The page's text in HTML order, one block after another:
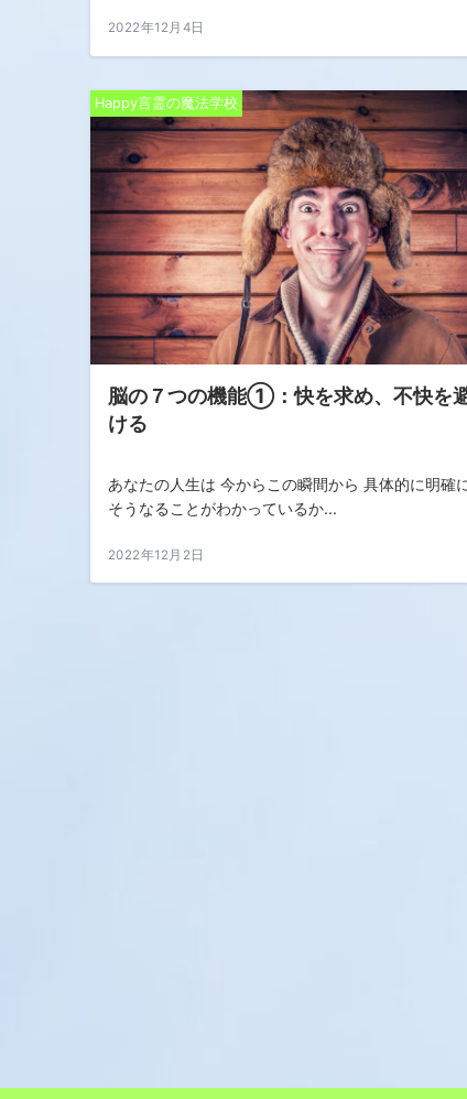
2022年12月4日
Happy言霊の魔法学校
脳の７つの機能①：快を求め、不快を
ける
あなたの人生は 今からこの瞬間から 具体的に明確
そうなることがわかっているか...
2022年12月2日